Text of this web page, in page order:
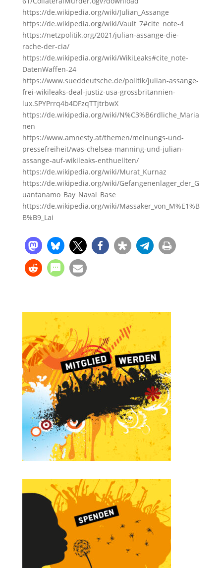
https://de.wikipedia.org/wiki/Julian_Assange
https://de.wikipedia.org/wiki/Vault_7#cite_note-4
https://netzpolitik.org/2021/julian-assange-die-
rache-der-cia/
https://de.wikipedia.org/wiki/WikiLeaks#cite_note-
DatenWaffen-24
https://www.sueddeutsche.de/politik/julian-assange-
frei-wikileaks-deal-justiz-usa-grossbritannien-
lux.SPYPrrq4b4DFzqTTjtrbwX
https://de.wikipedia.org/wiki/N%C3%B6rdliche_Maria
nen
https://www.amnesty.at/themen/meinungs-und-
pressefreiheit/was-chelsea-manning-und-julian-
assange-auf-wikileaks-enthuellten/
https://de.wikipedia.org/wiki/Murat_Kurnaz
https://de.wikipedia.org/wiki/Gefangenenlager_der_G
uantanamo_Bay_Naval_Base
https://de.wikipedia.org/wiki/Massaker_von_M%E1%B
B%B9_Lai